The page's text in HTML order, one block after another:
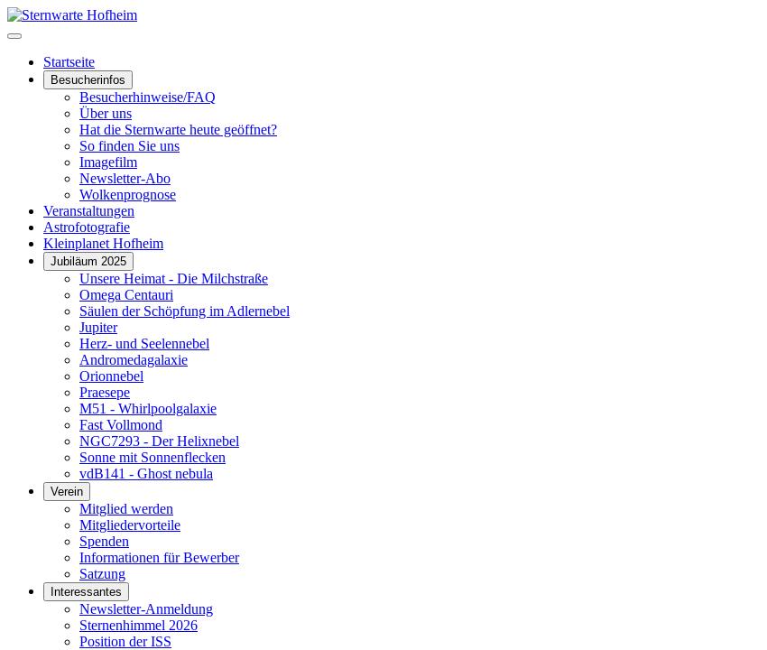
Startseite
Besucherinfos
Besucherhinweise/FAQ
Über uns
Hat die Sternwarte heute geöffnet?
So finden Sie uns
Imagefilm
Newsletter-Abo
Wolkenprognose
Veranstaltungen
Astrofotografie
Kleinplanet Hofheim
Jubiläum 2025
Unsere Heimat - Die Milchstraße
Omega Centauri
Säulen der Schöpfung im Adlernebel
Jupiter
Herz- und Seelennebel
Andromedagalaxie
Orionnebel
Praesepe
M51 - Whirlpoolgalaxie
Fast Vollmond
NGC7293 - Der Helixnebel
Sonne mit Sonnenflecken
vdB141 - Ghost nebula
Verein
Mitglied werden
Mitgliedervorteile
Spenden
Informationen für Bewerber
Satzung
Interessantes
Newsletter-Anmeldung
Sternenhimmel 2026
Position der ISS